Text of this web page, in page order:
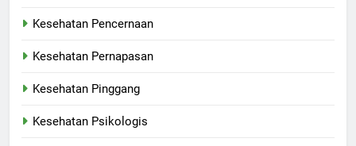
Kesehatan Pencernaan
Kesehatan Pernapasan
Kesehatan Pinggang
Kesehatan Psikologis